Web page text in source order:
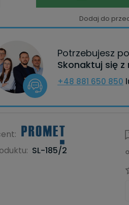
Dodaj do
Potrzebujesz
Skonaktuj się
+48 881 650 850
SL-185/2